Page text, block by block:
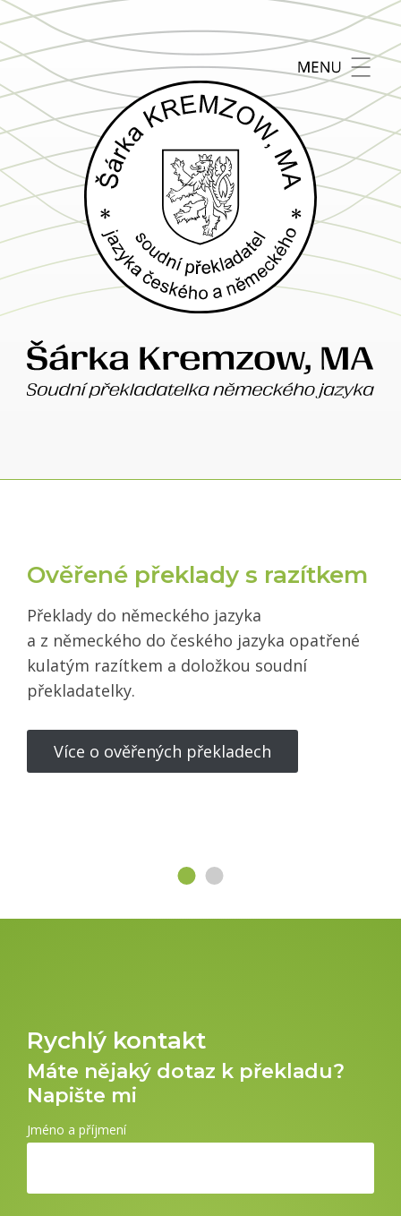
Ověřené překlady s razítkem
Překlady do německého jazyka
a z německého do českého jazyka opatřené
kulatým razítkem a doložkou soudní
překladatelky.
Více o ověřených překladech
Rychlý kontakt
Máte nějaký dotaz k překladu?
Napište mi
Jméno a příjmení